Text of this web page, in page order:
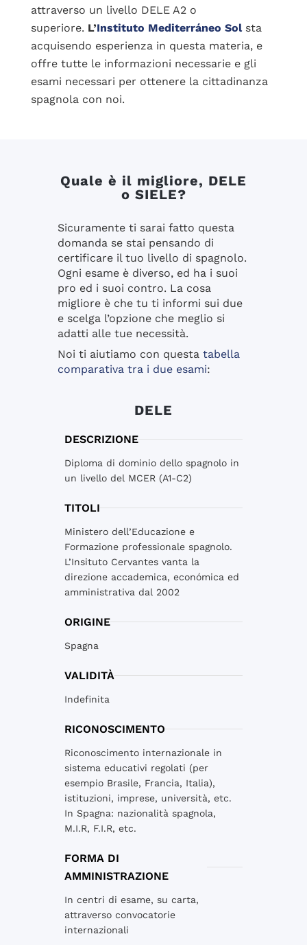
attraverso un livello DELE A2 o
superiore. L’Instituto Mediterráneo Solsta
acquisendo esperienza in questa materia, e
offre tutte le informazioni necessarie e gli
esami necessari per ottenere la cittadinanza
spagnola con noi.
Quale è il migliore, DELE
o SIELE?
Sicuramente ti sarai fatto questa
domanda se stai pensando di
certificare il tuo livello di spagnolo.
Ogni esame è diverso, ed ha i suoi
pro ed i suoi contro. La cosa
migliore è che tu ti informi sui due
e scelga l’opzione che meglio si
adatti alle tue necessità.
Noi ti aiutiamo con questa tabella
comparativa tra i due esami:
DELE
DESCRIZIONE
Diploma di dominio dello spagnolo in
un livello del MCER (A1-C2)
TITOLI
Ministero dell’Educazione e
Formazione professionale spagnolo.
L’Insituto Cervantes vanta la
direzione accademica, económica ed
amministrativa dal 2002
ORIGINE
Spagna
VALIDITÀ
Indefinita
RICONOSCIMENTO
Riconoscimento internazionale in
sistema educativi regolati (per
esempio Brasile, Francia, Italia),
istituzioni, imprese, università, etc.
In Spagna: nazionalità spagnola,
M.I.R, F.I.R, etc.
FORMA DI
AMMINISTRAZIONE
In centri di esame, su carta,
attraverso convocatorie
internazionali